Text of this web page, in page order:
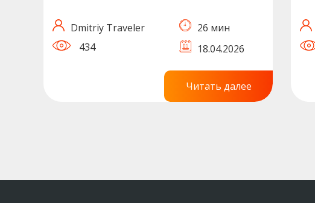
Dmitriy Traveler
26 мин
434
18.04.2026
Читать далее